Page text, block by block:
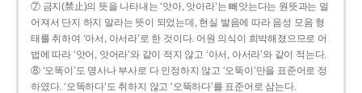
⑦ 금지(禁止)의 뜻을 나타내는 ‘앗아, 앗아라’는 빼앗는다는 원뜻과는 멀
어져서 단지 하지 말라는 뜻이 되었는데, 현실 발음에 따라 음성 모음 형
태를 취하여 ‘아서, 아서라’로 한 것이다. 어원 의식이 희박해졌으므로 어
법에 따라 ‘앗어, 앗어라’와 같이 적지 않고 ‘아서, 아서라’와 같이 적는다.
⑧ ‘오똑이’도 명사나 부사로 다 인정하지 않고 ‘오뚝이’만을 표준어로 정
하였다. ‘오똑하다’도 취하지 않고 ‘오뚝하다’를 표준어로 삼는다.